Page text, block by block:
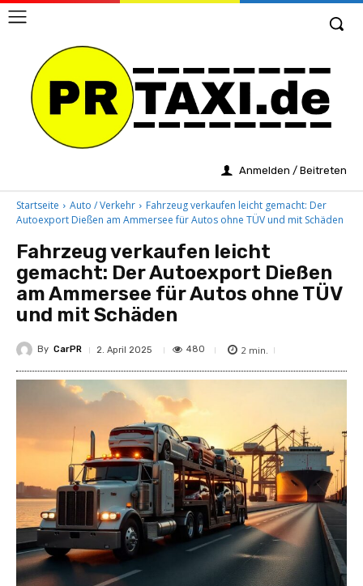
Anmelden / Beitreten
Startseite Auto / Verkehr
Fahrzeug verkaufen leicht gemacht: Der
Autoexport Dießen am Ammersee für Autos ohne TÜV und mit Schäden
Fahrzeug verkaufen leicht
gemacht: Der Autoexport Dießen
am Ammersee für Autos ohne TÜV
und mit Schäden
By CarPR 2. April 2025 480 2 min.